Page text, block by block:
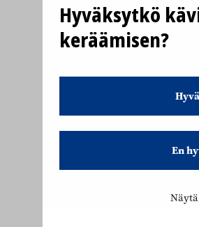
Hyväksytkö
keräämisen?
En